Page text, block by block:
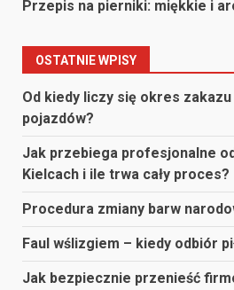
Przepis na pierniki: miękkie i
OSTATNIE WPISY
Od kiedy liczy się okres
pojazdów?
Jak przebiega profesjonalne
Kielcach i ile trwa cały proces?
Procedura zmiany barw
Faul wślizgiem – kiedy odbiór
Jak bezpiecznie przenieść